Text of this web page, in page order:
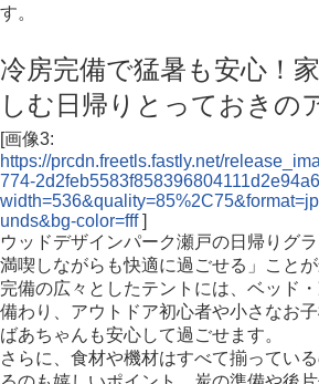
す。
冷房完備で猛暑も安心！
しむ日帰りとっておきの
[画像3:
https://prcdn.freetls.fastly.net/
774-
unds&bg-color=fff]
ウッドデザインパーク瀬戸の日帰りグ
満喫しながらも快適に過ごせる」こと
完備の広々としたテントには、ベッド
備わり、アウトドア初心者や小さなお
ばあちゃんも安心して過ごせます。
さらに、食材や機材はすべて揃ってい